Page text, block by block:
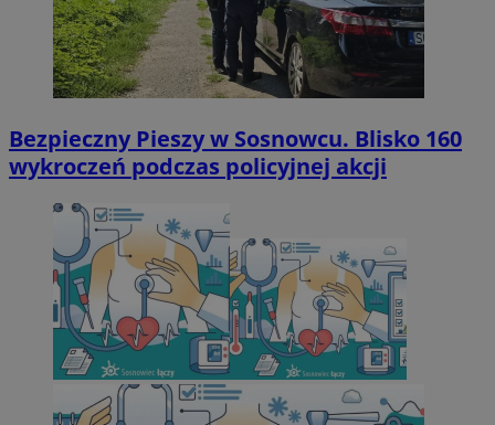
Bezpieczny Pieszy w Sosnowcu. Blisko 160
wykroczeń podczas policyjnej akcji